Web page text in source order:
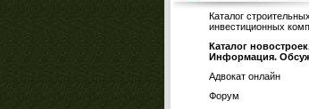
Каталог
инвестиционных
Каталог
Информация.
Адвокат онлайн
Форум